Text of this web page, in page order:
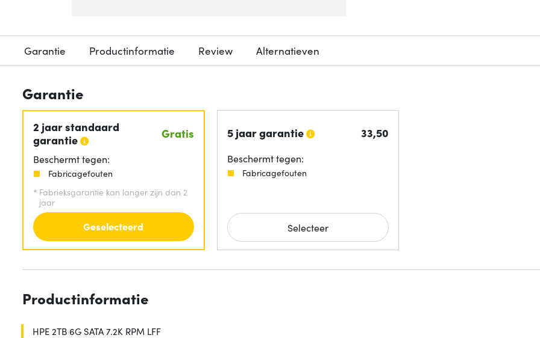
Garantie Productinformatie Review Alternatieven
Garantie
2 jaar standaard
garantie
Gratis
Beschermt tegen:
Fabricagefouten
* Fabrieksgarantie kan langer zijn dan 2
jaar
Geselecteerd
5 jaar garantie 33,50
Beschermt tegen:
Fabricagefouten
Selecteer
Productinformatie
HPE 2TB 6G SATA 7.2K RPM LFF